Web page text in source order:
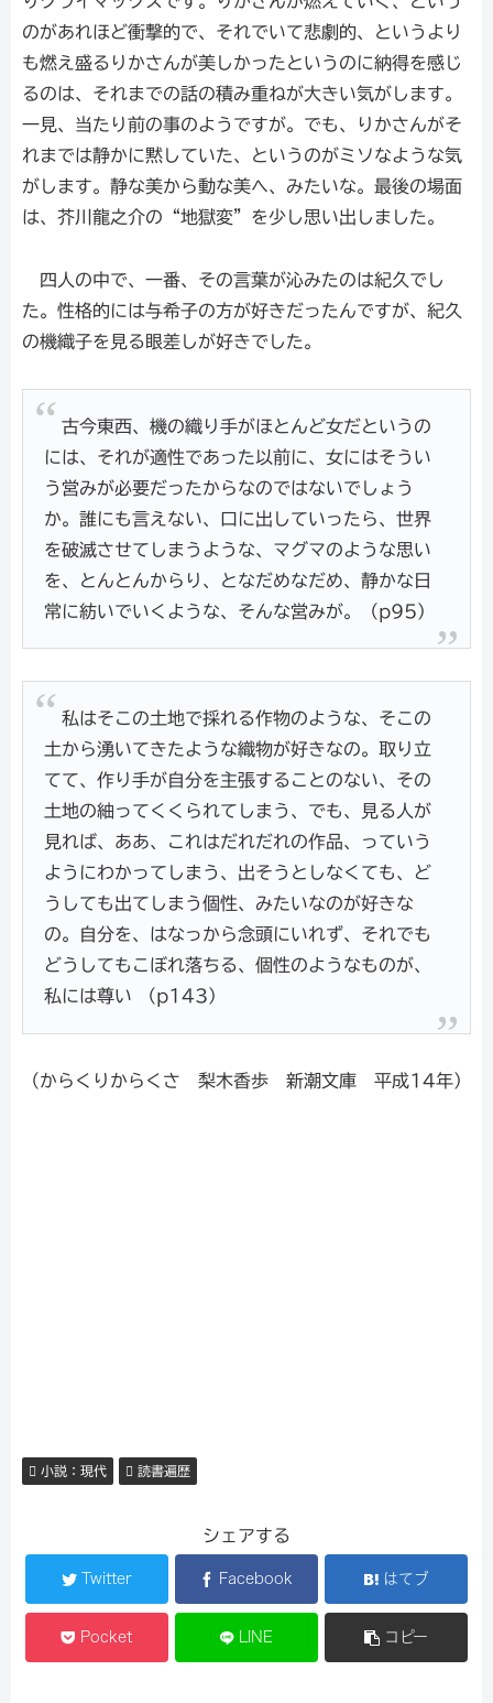
のがあれほど衝撃的で、それでいて悲劇的、というより
も燃え盛るりかさんが美しかったというのに納得を感じ
るのは、それまでの話の積み重ねが大きい気がします。
一見、当たり前の事のようですが。でも、りかさんがそ
れまでは静かに黙していた、というのがミソなような気
がします。静な美から動な美へ、みたいな。最後の場面
は、芥川龍之介の“地獄変”を少し思い出しました。
四人の中で、一番、その言葉が沁みたのは紀久でし
た。性格的には与希子の方が好きだったんですが、紀久
の機織子を見る眼差しが好きでした。
古今東西、機の織り手がほとんど女だというの
には、それが適性であった以前に、女にはそうい
う営みが必要だったからなのではないでしょう
か。誰にも言えない、口に出していったら、世界
を破滅させてしまうような、マグマのような思い
を、とんとんからり、となだめなだめ、静かな日
常に紡いでいくような、そんな営みが。（p95）
私はそこの土地で採れる作物のような、そこの
土から湧いてきたような織物が好きなの。取り立
てて、作り手が自分を主張することのない、その
土地の紬ってくくられてしまう、でも、見る人が
見れば、ああ、これはだれだれの作品、っていう
ようにわかってしまう、出そうとしなくても、ど
うしても出てしまう個性、みたいなのが好きな
の。自分を、はなっから念頭にいれず、それでも
どうしてもこぼれ落ちる、個性のようなものが、
私には尊い （p143）
（からくりからくさ 梨木香歩 新潮文庫 平成14年）
小説：現代 読書遍歴
シェアする
Twitter Facebook はてブ
Pocket LINE コピー